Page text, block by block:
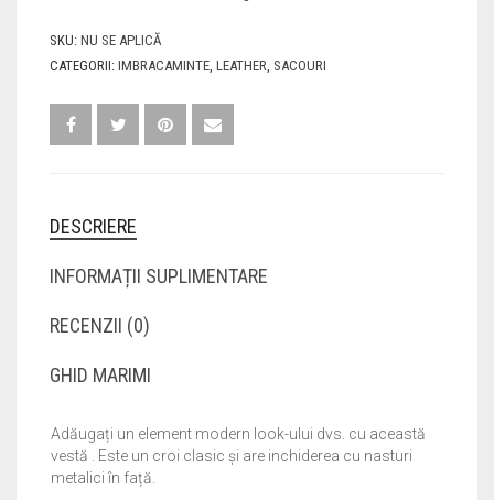
SKU: NU SE APLICĂ
CATEGORII: IMBRACAMINTE, LEATHER, SACOURI
DESCRIERE
INFORMAȚII SUPLIMENTARE
RECENZII (0)
GHID MARIMI
Adăugați un element modern look-ului dvs. cu această
vestă . Este un croi clasic și are inchiderea cu nasturi
metalici în față.